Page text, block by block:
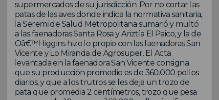
supermercados de su jurisdicción. Por no cortar las
patas de las aves donde indica la normativa sanitaria,
la Seremi de Salud Metropolitana sumarió y multó
a las faenadoras Santa Rosa y Ariztía El Paico, y la de
Oâ€™Higgins hizo lo propio con las faenadoras San
Vicente y Lo Miranda de Agrosuper. El Acta
levantada en la faenadora San Vicente consigna
que su producción promedio es de 360.000 pollos
diarios, y que a los trutros se les deja un trozo de
pata que promedia 2 centímetros, trozo que pesa